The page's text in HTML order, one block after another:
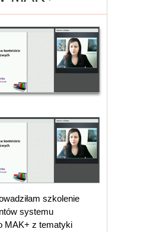
szkolenie
systemu
MAK+ z tematyki